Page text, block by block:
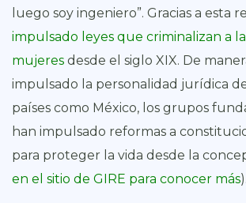
luego soy ingeniero”. Gracias a esta
impulsado leyes que criminalizan a
mujeres desde el siglo XIX. De
impulsado la personalidad jurídica
países como México, los grupos
han impulsado reformas a
para proteger la vida desde la
en el sitio de GIRE para conocer más).